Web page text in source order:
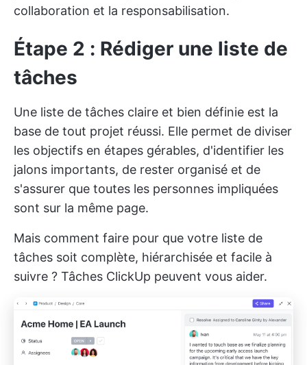
collaboration et la responsabilisation.
Étape 2 : Rédiger une liste de
tâches
Une liste de tâches claire et bien définie est la
base de tout projet réussi. Elle permet de diviser
les objectifs en étapes gérables, d'identifier les
jalons importants, de rester organisé et de
s'assurer que toutes les personnes impliquées
sont sur la même page.
Mais comment faire pour que votre liste de
tâches soit complète, hiérarchisée et facile à
suivre ? Tâches ClickUp peuvent vous aider.